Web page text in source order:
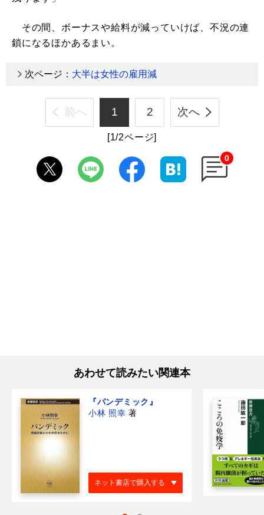
その間、ボーナスや給料が減っていけば、不況の連
鎖になるほかあるまい。
次ページ： 大半は女性の雇用減
前へ 1 2 次へ
[1/2ページ]
0
あわせて読みたい関連本
『パンデミック』
小林 照幸 著
ネット書店で購入する